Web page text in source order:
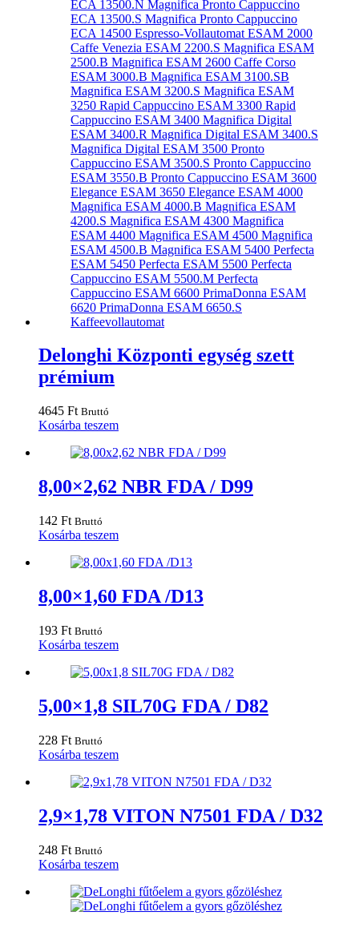
Delonghi Központi egység szett
prémium
4645 Ft Bruttó
Kosárba teszem
8,00×2,62 NBR FDA / D99
142 Ft Bruttó
Kosárba teszem
8,00×1,60 FDA /D13
193 Ft Bruttó
Kosárba teszem
5,00×1,8 SIL70G FDA / D82
228 Ft Bruttó
Kosárba teszem
2,9×1,78 VITON N7501 FDA / D32
248 Ft Bruttó
Kosárba teszem